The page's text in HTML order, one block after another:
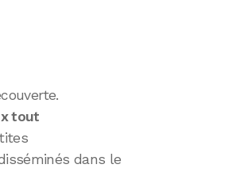
tout
dans le